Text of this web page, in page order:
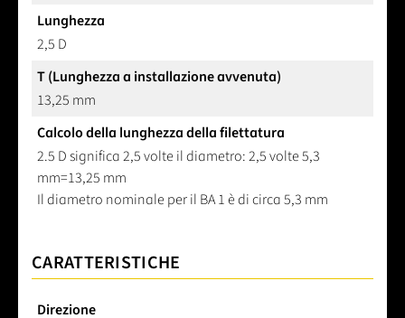
Lunghezza
2,5 D
T (Lunghezza a installazione avvenuta)
13,25 mm
Calcolo della lunghezza della filettatura
2.5 D significa 2,5 volte il diametro: 2,5 volte 5,3
mm=13,25 mm
Il diametro nominale per il BA 1 è di circa 5,3 mm
CARATTERISTICHE
Direzione